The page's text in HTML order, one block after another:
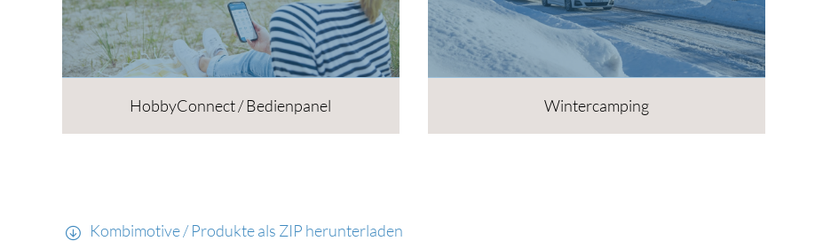
HobbyConnect / Bedienpanel Wintercamping
Kombimotive / Produkte als ZIP herunterladen